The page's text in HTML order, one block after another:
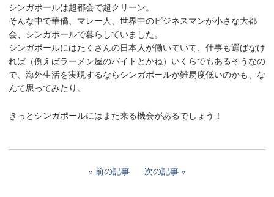
シンガポールは超都会で超クリーン。
そんな中で華僑、マレー人、世界中のビジネスマンが小さな大都
会、シンガポールで暮らしていました。
シンガポールにはたくさんの日本人が働いていて、仕事も選ばなけ
れば（例えばラーメン屋のバイトとかね）いくらでもあるそうなの
で、海外生活を実現するならシンガポールが難易度低いのかも、な
んて思ってみたり。
きっとシンガポールにはまた来る機会があるでしょう！
前の記事 次の記事